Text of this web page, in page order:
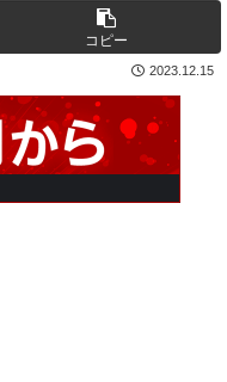
コピー
2023.12.15